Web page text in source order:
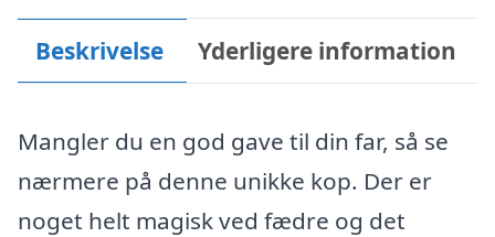
Beskrivelse Yderligere information
Mangler du en god gave til din far, så se
nærmere på denne unikke kop. Der er
noget helt magisk ved fædre og det